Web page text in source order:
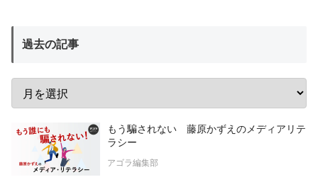
過去の記事
もう騙されない 藤原かずえのメディアリテ
ラシー
アゴラ編集部